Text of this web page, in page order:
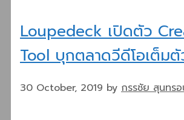
Loupedeck เปิดตัว
Tool บุกตลาดวีดีโอเต็ม
30 October, 2019 by กรรชัย สุนทร